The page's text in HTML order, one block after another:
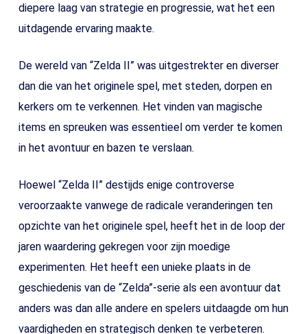
diepere laag van strategie en progressie, wat het een
uitdagende ervaring maakte.
De wereld van “Zelda II” was uitgestrekter en diverser
dan die van het originele spel, met steden, dorpen en
kerkers om te verkennen. Het vinden van magische
items en spreuken was essentieel om verder te komen
in het avontuur en bazen te verslaan.
Hoewel “Zelda II” destijds enige controverse
veroorzaakte vanwege de radicale veranderingen ten
opzichte van het originele spel, heeft het in de loop der
jaren waardering gekregen voor zijn moedige
experimenten. Het heeft een unieke plaats in de
geschiedenis van de “Zelda”-serie als een avontuur dat
anders was dan alle andere en spelers uitdaagde om hun
vaardigheden en strategisch denken te verbeteren.